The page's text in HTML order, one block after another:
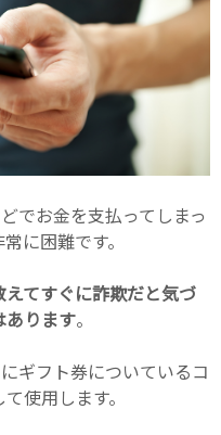
でお金を支払ってしまっ
に困難です。
てすぐに詐欺だと気づ
あります。
ギフト券についているコ
使用します。